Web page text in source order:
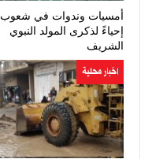
أمسيات وندوات في شعوب
إحياءً لذكرى المولد النبوي
الشريف
اخبار محلية